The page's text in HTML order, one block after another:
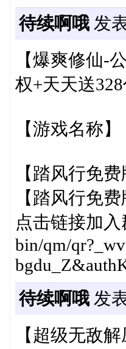
待续啊哦发
【爆爽修仙-
权+天天送
【游戏名称
【踏风行免
【踏风行免
点击链接加
bin/qm/
待续啊哦发
【超级无敌